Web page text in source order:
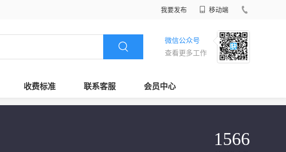
我要发布 移动端
微信公众号
查看更多工作
收费标准 联系客服 会员中心
1566